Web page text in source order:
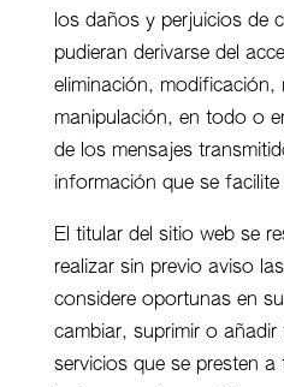
los daños y perjuicios de
pudieran derivarse del
eliminación, modificación,
manipulación, en todo o
de los mensajes
información que se
El titular del sitio web se
realizar sin previo aviso
considere oportunas en
cambiar, suprimir o
servicios que se presten